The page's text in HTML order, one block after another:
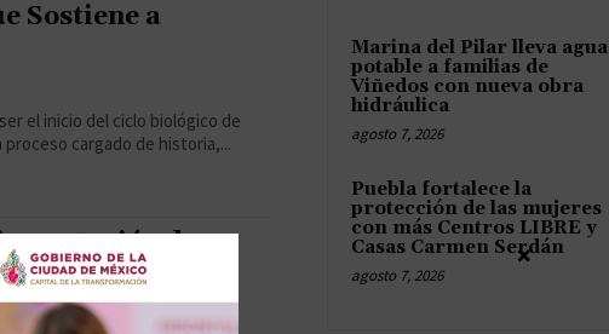
Sostiene a
el inicio del ciclo biológico de
cargado de historia,...
de
Marina del Pilar lleva agua
potable a familias de
Viñedos con nueva obra
hidráulica
agosto 7, 2026
Puebla fortalece la
protección de las mujeres
con más Centros LIBRE y
Casas Carmen Serdán
agosto 7, 2026
×